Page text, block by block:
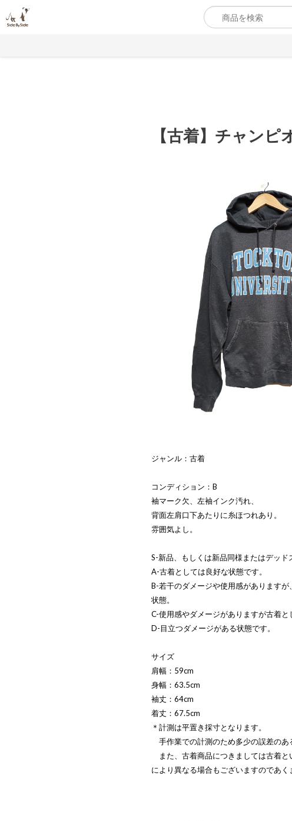
【古着】チャン
ジャンル：古着
コンディション：B
袖マーク欠、左袖インク汚れ、
背面左肩口下あたりに糸ほつれあり。
雰囲気よし。
S-新品、もしくは新品同様またはデッド
A-古着としては良好な状態です。
B-若干のダメージや使用感があります
状態。
C-使用感やダメージがありますが古着
D-目立つダメージがある状態です。
サイズ
肩幅：59cm
身幅：63.5cm
袖丈：64cm
着丈：67.5cm
＊計測は平置き採寸となります。
手作業での計測のため多少の誤差のあ
また、古着商品につきましては古着
により異なる場合もございますのであく